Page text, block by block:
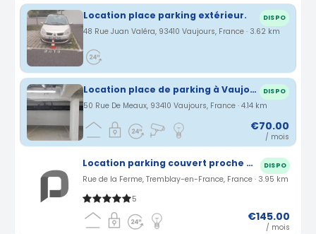
Location place parking extérieur. DISPO
48 Rue Juan Valéra, 93410 Vaujours, France · 3.62 km
Location place de parking à Vaujours (93) DISPO
50 Rue De Meaux, 93410 Vaujours, France · 4.14 km
€70.00
/ mois
Location parking couvert proche Charles de Gaulle à Tremblay-en-France (95) DISPO
Rue de la Ferme, Tremblay-en-France, France · 3.95 km
5
€145.00
/ mois